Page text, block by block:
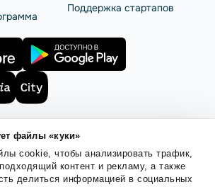
файлы «куки»
cookie, чтобы анализировать трафик,
контент и рекламу, а также
делиться информацией в социальных
Поддержка стартапов
Безопасность SendPulse
Политика Cookies